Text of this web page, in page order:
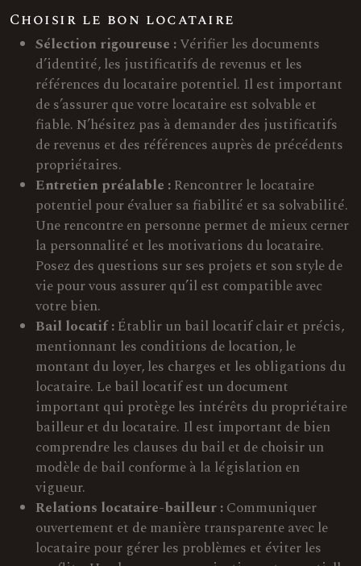
Choisir le bon locataire
Sélection rigoureuse :Vérifier les documents
d’identité, les justificatifs de revenus et les
références du locataire potentiel. Il est important
de s’assurer que votre locataire est solvable et
fiable. N’hésitez pas à demander des justificatifs
de revenus et des références auprès de précédents
propriétaires.
Entretien préalable :Rencontrer le locataire
potentiel pour évaluer sa fiabilité et sa solvabilité.
Une rencontre en personne permet de mieux cerner
la personnalité et les motivations du locataire.
Posez des questions sur ses projets et son style de
vie pour vous assurer qu’il est compatible avec
votre bien.
Bail locatif :Établir un bail locatif clair et précis,
mentionnant les conditions de location, le
montant du loyer, les charges et les obligations du
locataire. Le bail locatif est un document
important qui protège les intérêts du propriétaire
bailleur et du locataire. Il est important de bien
comprendre les clauses du bail et de choisir un
modèle de bail conforme à la législation en
vigueur.
Relations locataire-bailleur :Communiquer
ouvertement et de manière transparente avec le
locataire pour gérer les problèmes et éviter les